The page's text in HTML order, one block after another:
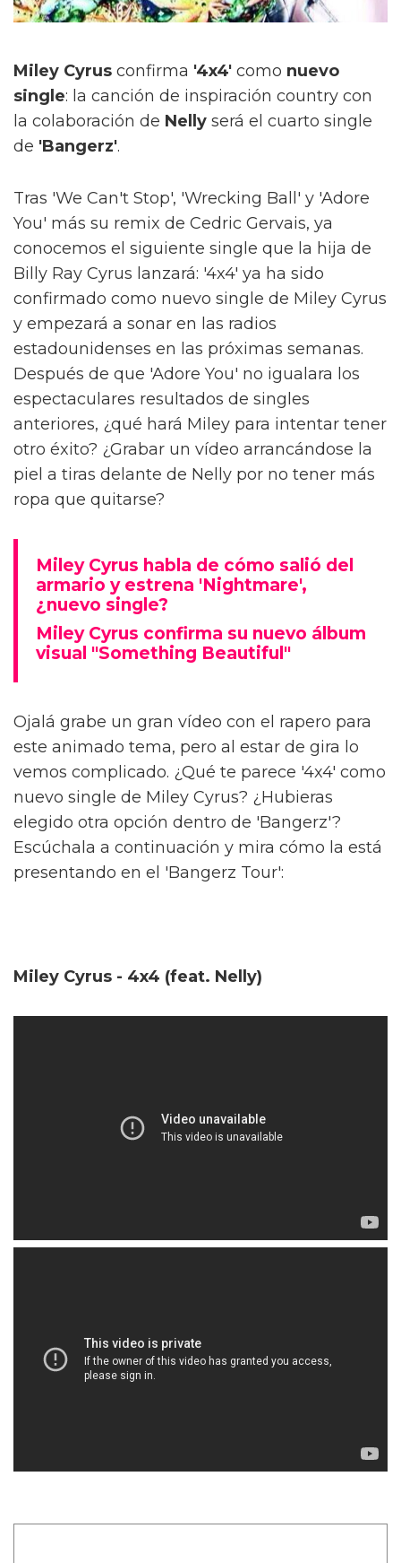
Miley Cyrus confirma '4x4' como nuevo
single: la canción de inspiración country con
la colaboración de Nelly será el cuarto single
de 'Bangerz'.
Tras 'We Can't Stop', 'Wrecking Ball' y 'Adore
You' más su remix de Cedric Gervais, ya
conocemos el siguiente single que la hija de
Billy Ray Cyrus lanzará: '4x4' ya ha sido
confirmado como nuevo single de Miley Cyrus
y empezará a sonar en las radios
estadounidenses en las próximas semanas.
Después de que 'Adore You' no igualara los
espectaculares resultados de singles
anteriores, ¿qué hará Miley para intentar tener
otro éxito? ¿Grabar un vídeo arrancándose la
piel a tiras delante de Nelly por no tener más
ropa que quitarse?
Miley Cyrus habla de cómo salió del
armario y estrena 'Nightmare',
¿nuevo single?
Miley Cyrus confirma su nuevo álbum
visual "Something Beautiful"
Ojalá grabe un gran vídeo con el rapero para
este animado tema, pero al estar de gira lo
vemos complicado. ¿Qué te parece '4x4' como
nuevo single de Miley Cyrus? ¿Hubieras
elegido otra opción dentro de 'Bangerz'?
Escúchala a continuación y mira cómo la está
presentando en el 'Bangerz Tour':
Miley Cyrus - 4x4 (feat. Nelly)